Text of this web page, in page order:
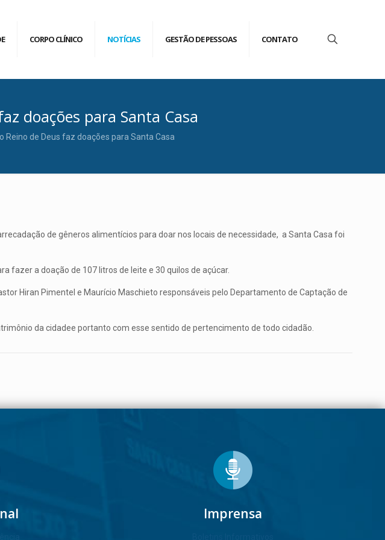
CORPO CLÍNICO NOTÍCIAS GESTÃO DE PESSOAS CONTATO
doações para Santa Casa
Reino de Deus faz doações para Santa Casa
de gêneros alimentícios para doar nos locais de necessidade, a Santa Casa foi
fazer a doação de 107 litros de leite e 30 quilos de açúcar.
Hiran Pimentel e Maurício Maschieto responsáveis pelo Departamento de Captação de
da cidadee portanto com esse sentido de pertencimento de todo cidadão.
Imprensa